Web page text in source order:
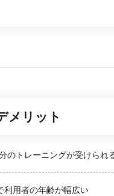
メリット
のトレーニングが受けられ
利用者の年齢が幅広い